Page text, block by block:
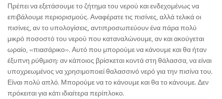
Πρέπει να εξετάσουμε το ζήτημα του νερού και ενδεχομένως να
επιβάλουμε περιορισμούς. Αναφέρατε τις πισίνες, αλλά τελικά οι
πισίνες, αν το υπολογίσεις, αντιπροσωπεύουν ένα πάρα πολύ
μικρό ποσοστό του νερού που καταναλώνουμε, αν και ακούγεται
ωραίο, «πιασάρικο». Αυτό που μπορούμε να κάνουμε και θα ήταν
έξυπνη ρύθμιση: αν κάποιος βρίσκεται κοντά στη θάλασσα, να είναι
υποχρεωμένος να χρησιμοποιεί θαλασσινό νερό για την πισίνα του.
Είναι πολύ απλό. Μπορούμε να το κάνουμε και θα το κάνουμε. Δεν
πρόκειται για κάτι ιδιαίτερα περίπλοκο.